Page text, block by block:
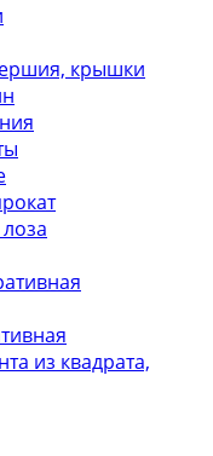
крышки
из квадрата,